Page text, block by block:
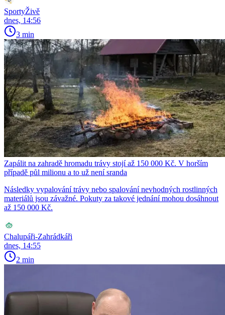
SportyŽivě
dnes, 14:56
3 min
Zapálit na zahradě hromadu trávy stojí až 150 000 Kč. V horším
případě půl milionu a to už není sranda
Následky vypalování trávy nebo spalování nevhodných rostlinných
materiálů jsou závažné. Pokuty za takové jednání mohou dosáhnout
až 150 000 Kč.
Chalupáři-Zahrádkáři
dnes, 14:55
2 min